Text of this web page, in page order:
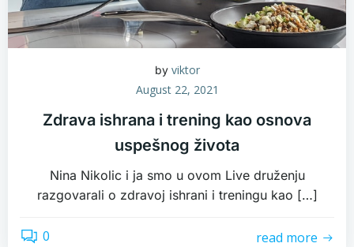
by viktor
August 22, 2021
Zdrava ishrana i trening kao osnova
uspešnog života
Nina Nikolic i ja smo u ovom Live druženju
razgovarali o zdravoj ishrani i treningu kao […]
0 read more